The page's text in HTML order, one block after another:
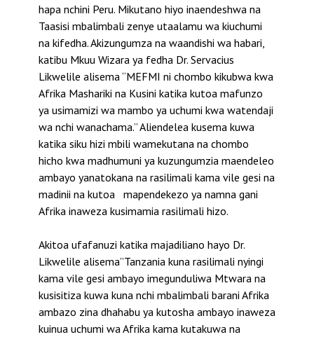
hapa nchini Peru. Mikutano hiyo inaendeshwa na
Taasisi mbalimbali zenye utaalamu wa kiuchumi
na kifedha. Akizungumza na waandishi wa habari,
katibu Mkuu Wizara ya fedha Dr. Servacius
Likwelile alisema “MEFMI ni chombo kikubwa kwa
Afrika Mashariki na Kusini katika kutoa mafunzo
ya usimamizi wa mambo ya uchumi kwa watendaji
wa nchi wanachama.” Aliendelea kusema kuwa
katika siku hizi mbili wamekutana na chombo
hicho kwa madhumuni ya kuzungumzia maendeleo
ambayo yanatokana na rasilimali kama vile gesi na
madinii na kutoa mapendekezo ya namna gani
Afrika inaweza kusimamia rasilimali hizo.
Akitoa ufafanuzi katika majadiliano hayo Dr.
Likwelile alisema”Tanzania kuna rasilimali nyingi
kama vile gesi ambayo imegunduliwa Mtwara na
kusisitiza kuwa kuna nchi mbalimbali barani Afrika
ambazo zina dhahabu ya kutosha ambayo inaweza
kuinua uchumi wa Afrika kama kutakuwa na